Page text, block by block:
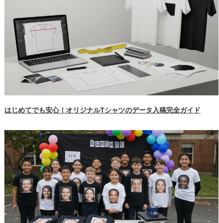
はじめてでも安心！オリジナルTシャツのデータ入稿完全ガイド